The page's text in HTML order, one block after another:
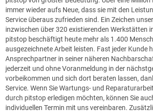
immer wieder aufs Neue, dass sie mit den
Service überaus zufrieden sind. Ein Zeichen
inzwischen über 320 existierenden Werkstätten
pitstop beschäftigt heute mehr als 1.400
ausgezeichnete Arbeit leisten. Fast jeder Kunde
Ansprechpartner in seiner näheren
jederzeit und ohne Voranmeldung in der
vorbeikommen und sich dort beraten lassen,
Service. Wenn Sie Wartungs- und
durch pitstop erledigen möchten, können Sie
individuellen Termin mit uns vereinbaren.